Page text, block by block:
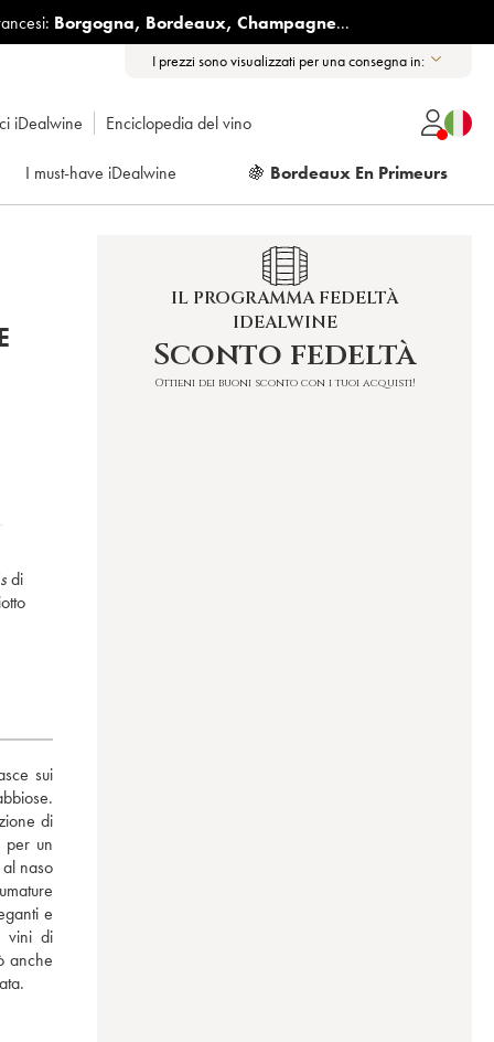
Borgogna, Bordeaux, Champagne...
I prezzi sono visualizzati per una consegna in:
iDealwine Enciclopedia del vino
I must-have iDealwine 🍇 Bordeaux En Primeurs
di
sui
di
per un
naso
e
vini di
anche
IL PROGRAMMA FEDELTÀ
IDEALWINE
Sconto fedeltà
Ottieni dei buoni sconto con i tuoi acquisti!